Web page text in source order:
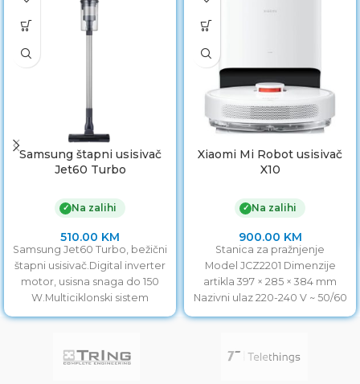
Samsung štapni usisivač
Jet60 Turbo
✓ Na zalihi
510.00 KM
Samsung Jet60 Turbo, bežični
štapni usisivač.Digital inverter
motor, usisna snaga do 150
W.Multiciklonski sistem
filtracije zadržava sitne
Xiaomi Mi Robot usisivač
X10
✓ Na zalihi
900.00 KM
Stanica za pražnjenje
Model JCZ2201 Dimenzije
artikla 397 × 285 × 384 mm
Nazivni ulaz 220-240 V ~ 50/60
Hz Nazivni izlaz 20,0 V